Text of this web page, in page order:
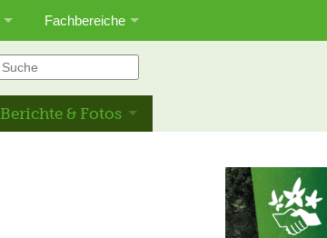
Fachbereiche
Berichte & Fotos